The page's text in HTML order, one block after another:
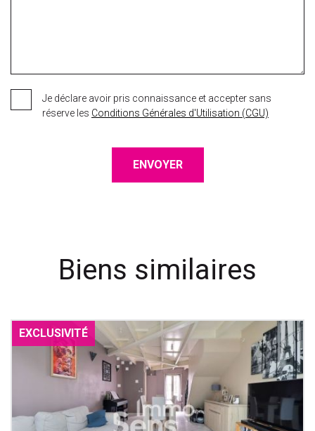
Je déclare avoir pris connaissance et accepter sans
réserve les Conditions Générales d'Utilisation (CGU)
ENVOYER
Biens similaires
EXCLUSIVITÉ